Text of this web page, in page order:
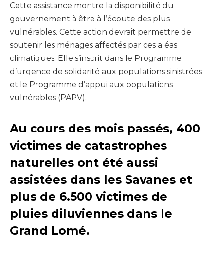
Cette assistance montre la disponibilité du
gouvernement à être à l’écoute des plus
vulnérables. Cette action devrait permettre de
soutenir les ménages affectés par ces aléas
climatiques. Elle s’inscrit dans le Programme
d’urgence de solidarité aux populations sinistrées
et le Programme d’appui aux populations
vulnérables (PAPV).
Au cours des mois passés, 400
victimes de catastrophes
naturelles ont été aussi
assistées dans les Savanes et
plus de 6.500 victimes de
pluies diluviennes dans le
Grand Lomé.